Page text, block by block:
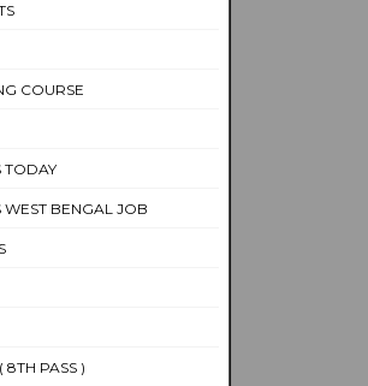
COURSE
TODAY
WEST BENGAL JOB
PASS )